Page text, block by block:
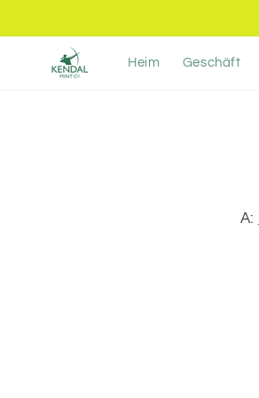
Inhalt
Heim Geschäft
A: